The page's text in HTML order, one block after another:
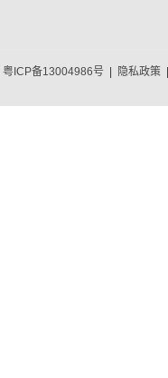
粤ICP备13004986号 隐私政策